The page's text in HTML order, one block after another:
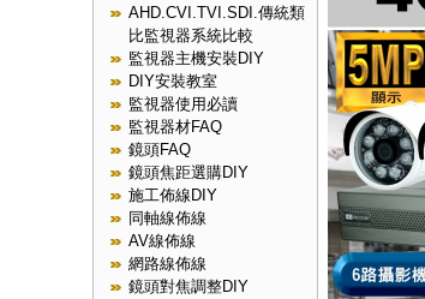
AHD.CVI.TVI.SDI.傳統類
比監視器系統比較
監視器主機安裝DIY
DIY安裝教室
監視器使用必讀
監視器材FAQ
鏡頭FAQ
鏡頭焦距選購DIY
施工佈線DIY
同軸線佈線
AV線佈線
網路線佈線
鏡頭對焦調整DIY